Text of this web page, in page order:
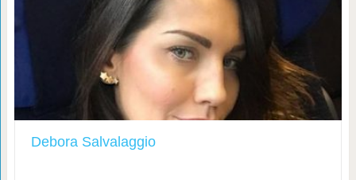
Debora Salvalaggio